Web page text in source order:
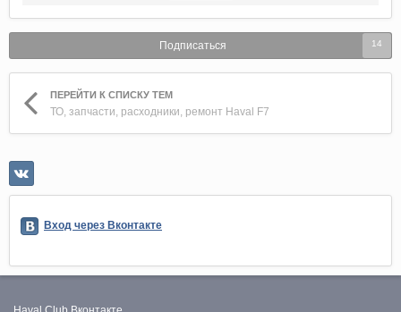
Подписаться 14
ПЕРЕЙТИ К СПИСКУ ТЕМ
ТО, запчасти, расходники, ремонт Haval F7
Вход через Вконтакте